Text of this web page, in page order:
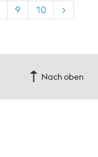
9 10 >
Nach oben